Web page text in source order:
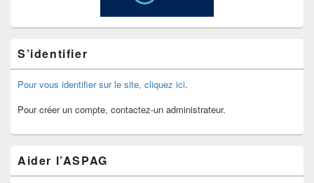
S’identifier
Pour vous identifier sur le site, cliquez ici.
Pour créer un compte, contactez-un administrateur.
Aider l’ASPAG